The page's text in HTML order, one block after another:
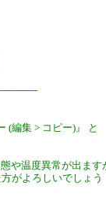
(編集 > コピー)』 と
態や温度異常が出ます
がよろしいでしょう